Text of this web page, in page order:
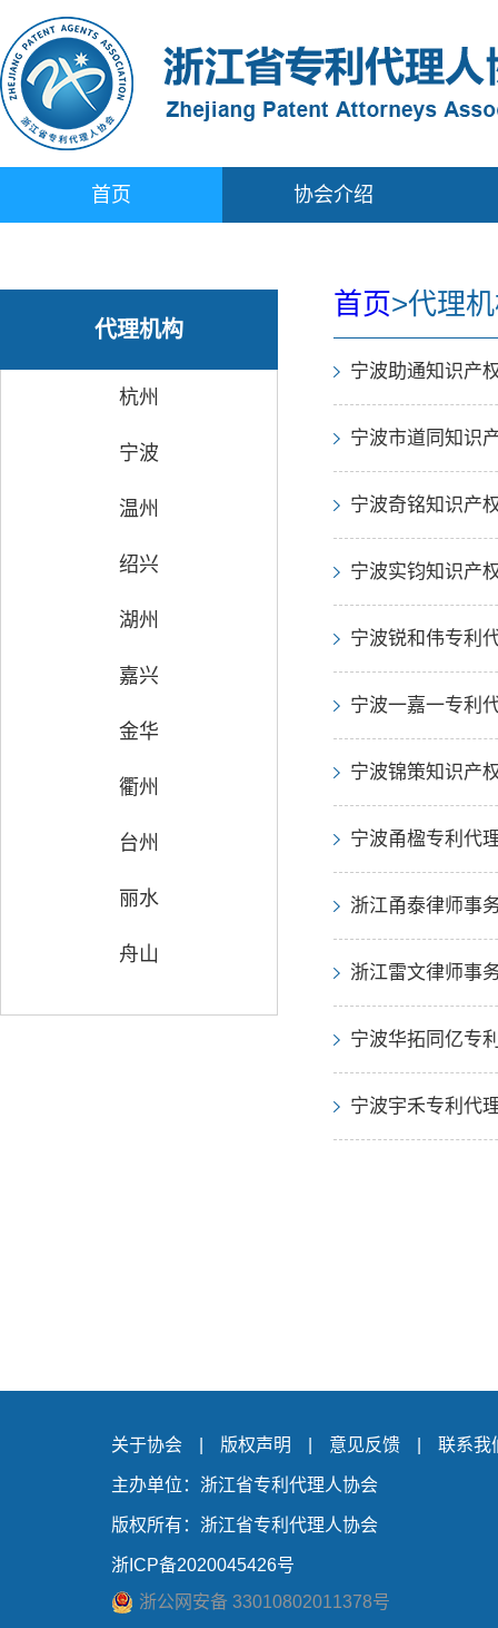
首页 协会介绍
代理机构
杭州
宁波
温州
绍兴
湖州
嘉兴
金华
衢州
台州
丽水
舟山
首页>代理
宁波助通知识产
宁波市道同知识
宁波奇铭知识产
宁波实钧知识产
宁波锐和伟专利
宁波一嘉一专利
宁波锦策知识产
宁波甬楹专利代
浙江甬泰律师事
浙江雷文律师事
宁波华拓同亿专
宁波宇禾专利代
关于协会 版权声明 意见反馈 联系我
主办单位：浙江省专利代理人协会
版权所有：浙江省专利代理人协会
浙ICP备2020045426号
浙公网安备 33010802011378号